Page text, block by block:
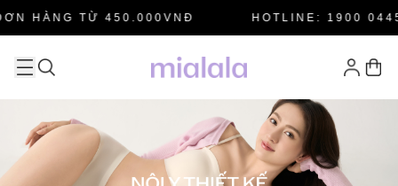
HÀNG TỪ 450.000VNĐ HOTLINE: 1900 0445